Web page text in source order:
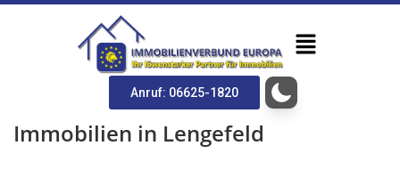
Anruf: 06625-1820
Immobilien in Lengefeld